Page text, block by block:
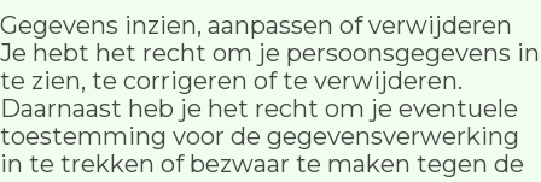
Gegevens inzien, aanpassen of verwijderen
Je hebt het recht om je persoonsgegevens in
te zien, te corrigeren of te verwijderen.
Daarnaast heb je het recht om je eventuele
toestemming voor de gegevensverwerking
in te trekken of bezwaar te maken tegen de